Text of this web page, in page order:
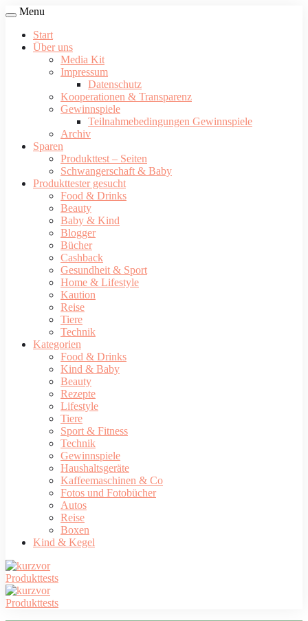
Menu
Start
Über uns
Media Kit
Impressum
Datenschutz
Kooperationen & Transparenz
Gewinnspiele
Teilnahmebedingungen Gewinnspiele
Archiv
Sparen
Produkttest – Seiten
Schwangerschaft & Baby
Produkttester gesucht
Food & Drinks
Beauty
Baby & Kind
Blogger
Bücher
Cashback
Gesundheit & Sport
Home & Lifestyle
Kaution
Reise
Tiere
Technik
Kategorien
Food & Drinks
Kind & Baby
Beauty
Rezepte
Lifestyle
Tiere
Sport & Fitness
Technik
Gewinnspiele
Haushaltsgeräte
Kaffeemaschinen & Co
Fotos und Fotobücher
Autos
Reise
Boxen
Kind & Kegel